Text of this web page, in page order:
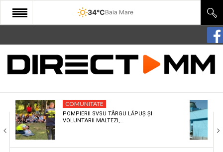
34°CBaia Mare
START
COMUNITATE
CULTURA
ECONOMIE
SANATATE
COMUNITATE
POMPIERII SVSU TÂRGU LĂPUȘ ȘI
VOLUNTARII MALTEZI,…